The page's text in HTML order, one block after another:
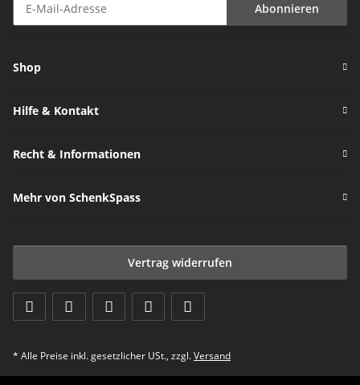
Abonnieren
Shop
Hilfe & Kontakt
Recht & Informationen
Mehr von SchenkSpass
Vertrag widerrufen
* Alle Preise inkl. gesetzlicher USt., zzgl.Versand